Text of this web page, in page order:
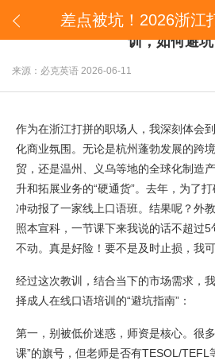
差点被坑！2026浙江打工人选
训，如何避
来源：必克英语 2026-06-11
作为在浙江打拼的职场人，我深刻体会
化商业氛围。无论是杭州蓬勃发展的跨
贸，还是温州、义乌等地的全球化制造
升和拓展业务的“硬通货”。去年，为了
冲动报了一家线上口语班。结果呢？外
照本宣科，一节课下来我说的话不超过
不动。真是好险！要不是及时止损，我
经过这次教训，结合当下的市场需求，
择成人在线口语培训的“避坑指南”：
第一，别被低价迷惑，师资是核心。很
课”的旗号，但老师是否有TESOL/TEFL